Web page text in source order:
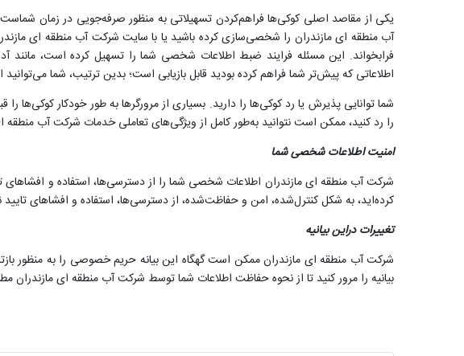
یکی از مقاصد اصلی کوکی‌ها فراهم‌کردن تسهیلاتی به منظور صرفه‌جویی در زمان
آب منطقه ای مازندران را شخصی‌سازی کرده باشید یا با سایت شرکت آب منطقه ای
فرابخواند. این مسئله فرایند ضبط اطلاعات شخصی شما را تسهیل کرده است، مانند
اطلاعاتی که پیش‌تر شما فراهم کرده بودید قابل بازیابی است؛ بدین ترتیب، شما
شما توانایی پذیرش یا رد کوکی‌ها را دارید. بسیاری از مرورگرها به طور خودکار کوکی‌ها
را رد کنید، ممکن است ‌نتوانید به‌طور کامل از ویژگی‌های تعاملی خدمات شرکت آب منطقه
امنیت اطلاعات شخصی شما
شرکت آب منطقه ای مازندران اطلاعات شخصی شما را از دسترسی‌ها، استفاده و
کرده‌اید، به شکل کنترل‌شده، امن و حفاظت‌شده، از دسترسی‌ها، استفاده و افشاهای
تغییرات دراین بیانیه
شرکت آب منطقه ای مازندران ممکن است گهگاه این بیانه حریم خصوصی را به منظور
بیانیه را مرور کنید تا از نحوه حفاظت اطلاعات شما توسط شرکت آب منطقه ای مازندران